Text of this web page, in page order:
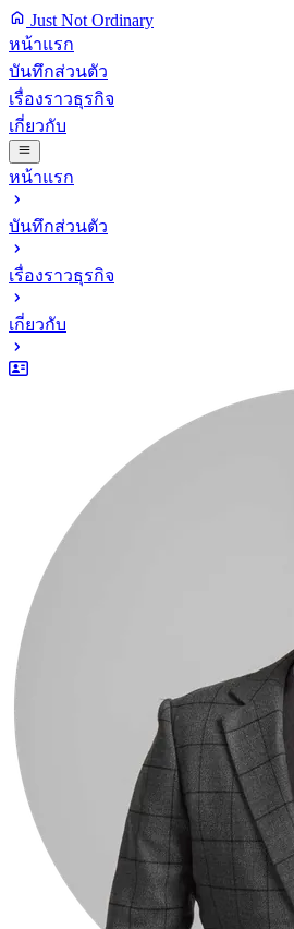
Just Not Ordinary
หน้าแรก
บันทึกส่วนตัว
เรื่องราวธุรกิจ
เกี่ยวกับ
หน้าแรก
บันทึกส่วนตัว
เรื่องราวธุรกิจ
เกี่ยวกับ